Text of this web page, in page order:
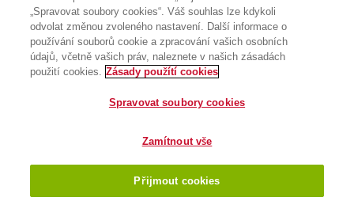
„Spravovat soubory cookies“. Váš souhlas lze kdykoli
odvolat změnou zvoleného nastavení. Další informace o
používání souborů cookie a zpracování vašich osobních
údajů, včetně vašich práv, naleznete v našich zásadách
použití cookies. Zásady použítí cookies
Spravovat soubory cookies
Zamítnout vše
Přijmout cookies